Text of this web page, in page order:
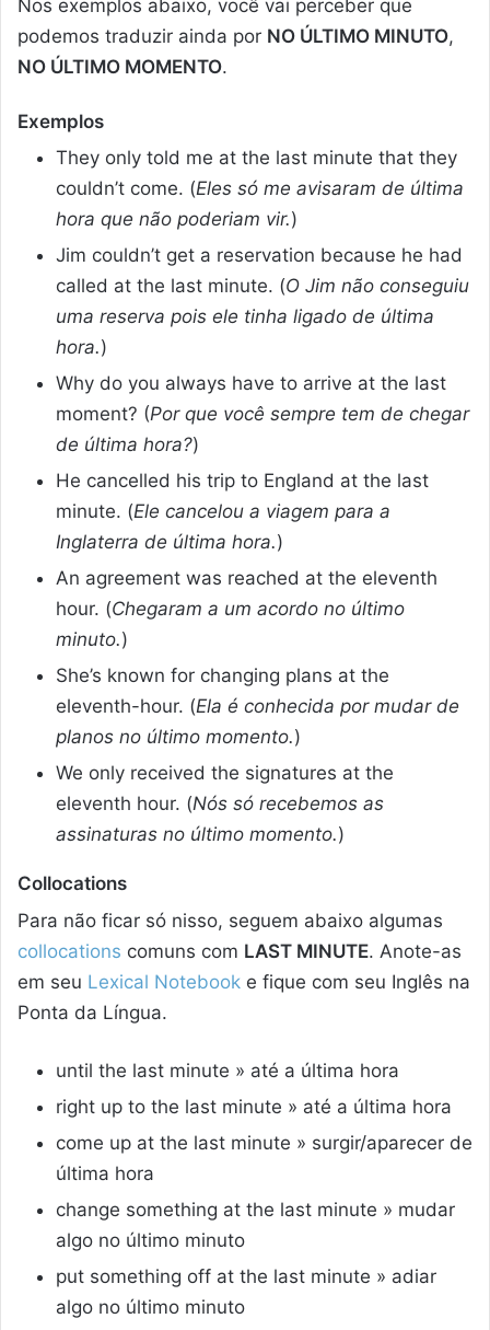
Nos exemplos abaixo, você vai perceber que
podemos traduzir ainda por NO ÚLTIMO MINUTO,
NO ÚLTIMO MOMENTO.
Exemplos
They only told me at the last minute that they
couldn’t come. (Eles só me avisaram de última
hora que não poderiam vir.)
Jim couldn’t get a reservation because he had
called at the last minute. (O Jim não conseguiu
uma reserva pois ele tinha ligado de última
hora.)
Why do you always have to arrive at the last
moment? (Por que você sempre tem de chegar
de última hora?)
He cancelled his trip to England at the last
minute. (Ele cancelou a viagem para a
Inglaterra de última hora.)
An agreement was reached at the eleventh
hour. (Chegaram a um acordo no último
minuto.)
She’s known for changing plans at the
eleventh-hour. (Ela é conhecida por mudar de
planos no último momento.)
We only received the signatures at the
eleventh hour. (Nós só recebemos as
assinaturas no último momento.)
Collocations
Para não ficar só nisso, seguem abaixo algumas
collocations comuns com LAST MINUTE. Anote-as
em seu Lexical Notebook e fique com seu Inglês na
Ponta da Língua.
until the last minute » até a última hora
right up to the last minute » até a última hora
come up at the last minute » surgir/aparecer de
última hora
change something at the last minute » mudar
algo no último minuto
put something off at the last minute » adiar
algo no último minuto